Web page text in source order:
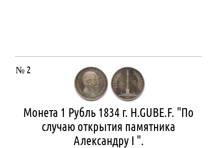
№ 2
Монета 1 Рубль 1834 г. H.GUBE.F. "По
случаю открытия памятника
Александру I ".